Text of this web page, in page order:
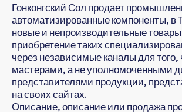
Гонконгский Сол продает
автоматизированные компоненты, в
новые и непроизводительные
приобретение таких
через независимые каналы для
мастерами, а не уполномоченными
представителями продукции,
на своих сайтах.
Описание, описание или продажа